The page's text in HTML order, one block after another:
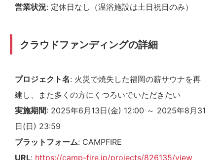
営業状況: 定休日なし（温浴施設は土日祝日のみ）
クラウドファンディングの詳細
プロジェクト名: 火災で焼失した福岡の薪サウナを再
建し、また多くの方にくつろいでいただきたい
実施期間: 2025年6月13日(金) 12:00 ～ 2025年8月31
日(日) 23:59
プラットフォーム: CAMPFIRE
URL: https://camp-fire.jp/projects/826135/view